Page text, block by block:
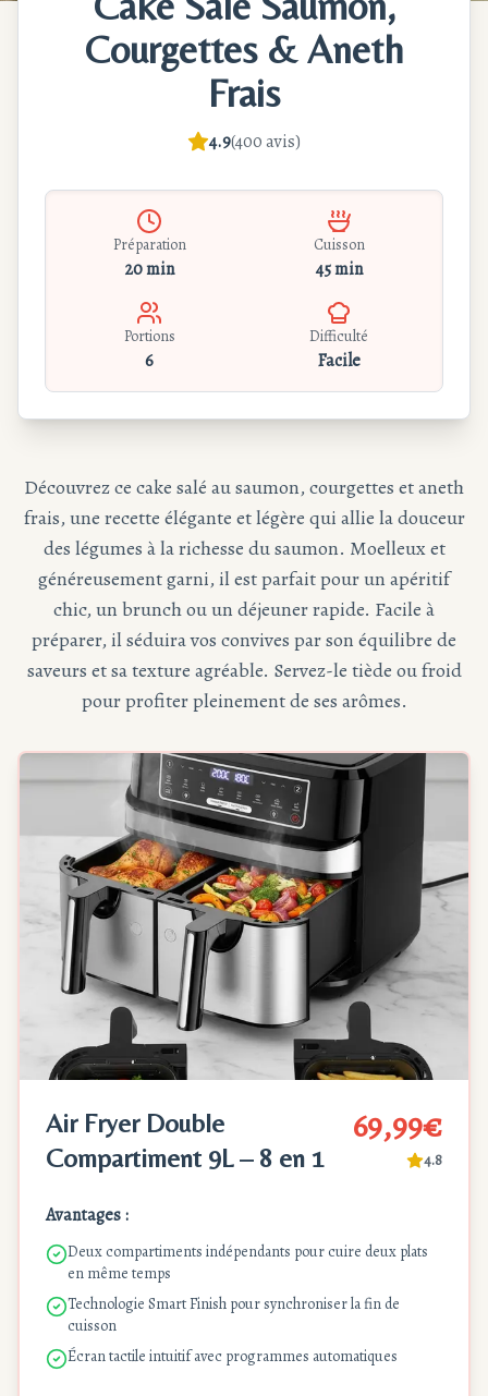
Courgettes & Aneth
Frais
4.9(400 avis)
Préparation
20 min
Cuisson
45 min
Portions
6
Difficulté
Facile
Découvrez ce cake salé au saumon, courgettes et aneth
frais, une recette élégante et légère qui allie la douceur
des légumes à la richesse du saumon. Moelleux et
généreusement garni, il est parfait pour un apéritif
chic, un brunch ou un déjeuner rapide. Facile à
préparer, il séduira vos convives par son équilibre de
saveurs et sa texture agréable. Servez-le tiède ou froid
pour profiter pleinement de ses arômes.
Air Fryer Double
Compartiment 9L – 8 en 1
69,99€
4.8
Avantages :
Deux compartiments indépendants pour cuire deux plats
en même temps
Technologie Smart Finish pour synchroniser la fin de
cuisson
Écran tactile intuitif avec programmes automatiques